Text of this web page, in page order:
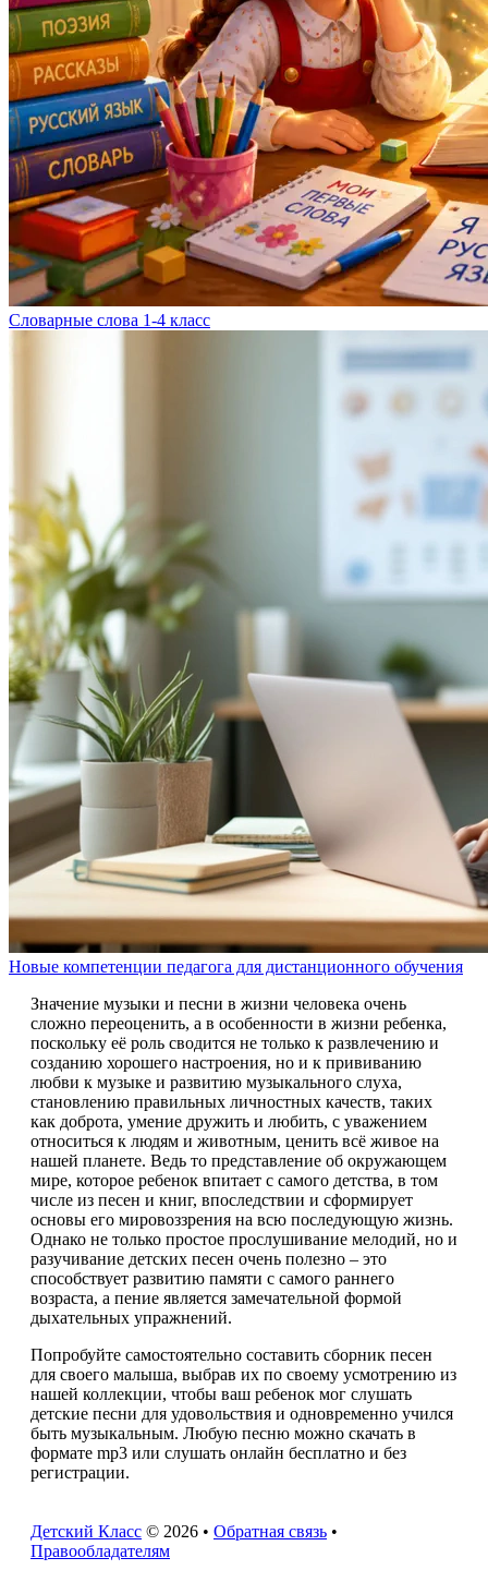
Словарные слова 1-4 класс
Новые компетенции педагога для дистанционного обучения
Значение музыки и песни в жизни человека очень
сложно переоценить, а в особенности в жизни ребенка,
поскольку её роль сводится не только к развлечению и
созданию хорошего настроения, но и к прививанию
любви к музыке и развитию музыкального слуха,
становлению правильных личностных качеств, таких
как доброта, умение дружить и любить, с уважением
относиться к людям и животным, ценить всё живое на
нашей планете. Ведь то представление об окружающем
мире, которое ребенок впитает с самого детства, в том
числе из песен и книг, впоследствии и сформирует
основы его мировоззрения на всю последующую жизнь.
Однако не только простое прослушивание мелодий, но и
разучивание детских песен очень полезно – это
способствует развитию памяти с самого раннего
возраста, а пение является замечательной формой
дыхательных упражнений.
Попробуйте самостоятельно составить сборник песен
для своего малыша, выбрав их по своему усмотрению из
нашей коллекции, чтобы ваш ребенок мог слушать
детские песни для удовольствия и одновременно учился
быть музыкальным. Любую песню можно скачать в
формате mp3 или слушать онлайн бесплатно и без
регистрации.
Детский Класс © 2026 • Обратная связь •
Правообладателям